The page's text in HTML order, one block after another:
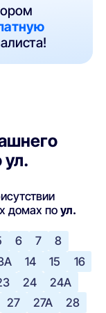
ул.
домах поул.
6 7
8
14 15
16
24
24А
27 27А
28